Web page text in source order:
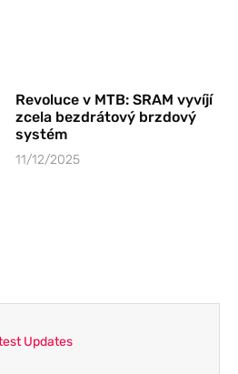
Revoluce v MTB: SRAM vyvíjí
zcela bezdrátový brzdový
systém
11/12/2025
Updates